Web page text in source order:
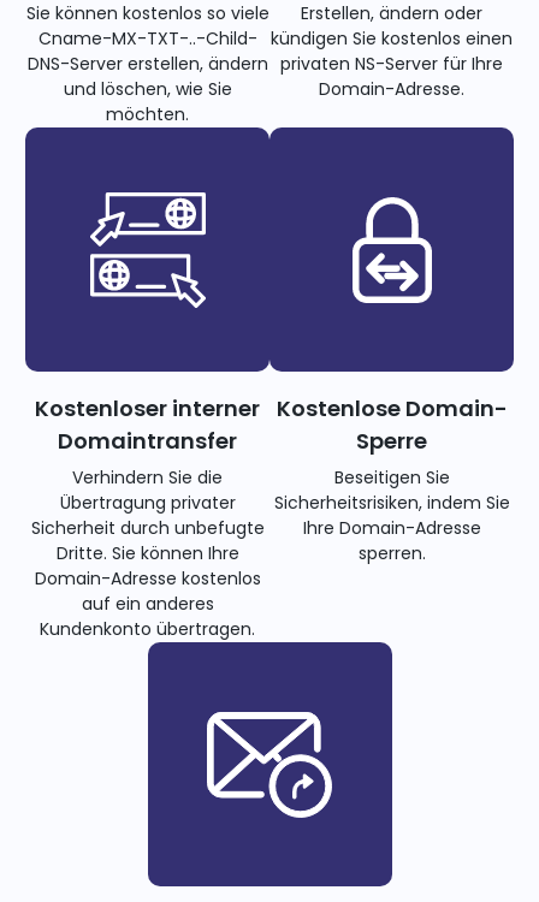
Sie können kostenlos so viele
Cname-MX-TXT-..-Child-
DNS-Server erstellen, ändern
und löschen, wie Sie
möchten.
Erstellen, ändern oder
kündigen Sie kostenlos einen
privaten NS-Server für Ihre
Domain-Adresse.
Kostenloser interner
Domaintransfer
Verhindern Sie die
Übertragung privater
Sicherheit durch unbefugte
Dritte. Sie können Ihre
Domain-Adresse kostenlos
auf ein anderes
Kundenkonto übertragen.
Kostenlose Domain-
Sperre
Beseitigen Sie
Sicherheitsrisiken, indem Sie
Ihre Domain-Adresse
sperren.